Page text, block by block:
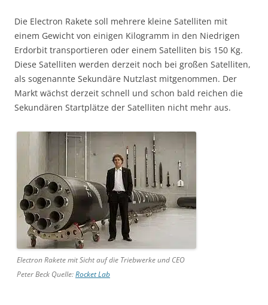
Die Electron Rakete soll mehrere kleine Satelliten mit
einem Gewicht von einigen Kilogramm in den Niedrigen
Erdorbit transportieren oder einem Satelliten bis 150 Kg.
Diese Satelliten werden derzeit noch bei großen Satelliten,
als sogenannte Sekundäre Nutzlast mitgenommen. Der
Markt wächst derzeit schnell und schon bald reichen die
Sekundären Startplätze der Satelliten nicht mehr aus.
Electron Rakete mit Sicht auf die Triebwerke und CEO
Peter Beck Quelle:Rocket Lab